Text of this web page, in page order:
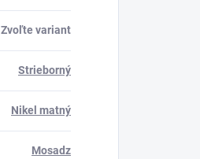
Zvoľte variant
Strieborný
Nikel matný
Mosadz